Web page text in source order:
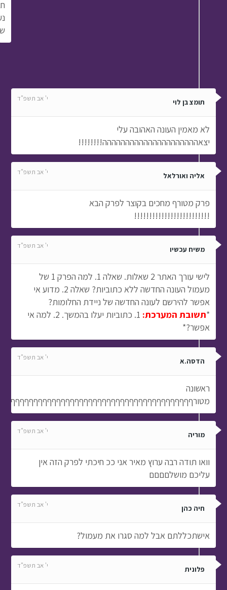
תומצ בן לוי י' אב תשפ"ד
לא מאמין העונה האהובה עלי
יצאההההההההההההההההההההה!!!!!!!!
אליה ואורלאל י' אב תשפ"ד
פרק מטורף מחכים בקוצר לפרק הבא
!!!!!!!!!!!!!!!!!!!!!!!!!
משיח עכשיו י' אב תשפ"ד
לישי עורך האתר 2 שאלות. שאלה 1. למה הפרק 1 של
מעמול העונה החדשה ללא כתוביות? שאלה 2. מדוע אי
אפשר להירשם לעונה החדשה של ניידת החלומות?
*תשובת המערכת:
1. כתוביות יעלו בהמשך. 2. למה אי
אפשר?*
הדסה.א י' אב תשפ"ד
ראשונה
מוריה י' אב תשפ"ד
וואו תודה רבה ערוץ מאיר אני ככ חיכתי לפרק הזה אין
עליכם מושלםםםם
חיה כהן י' אב תשפ"ד
אישתכללתם אבל למה סגרו את מעמול?
פלונית י' אב תשפ"ד